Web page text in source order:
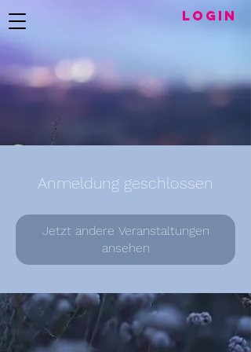
LogIN
Anmeldung geschlossen
Jetzt andere Veranstaltungen
ansehen